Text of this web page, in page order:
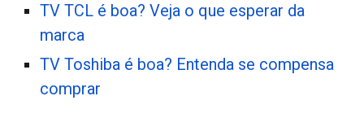
TV TCL é boa? Veja o que esperar da
marca
TV Toshiba é boa? Entenda se compensa
comprar